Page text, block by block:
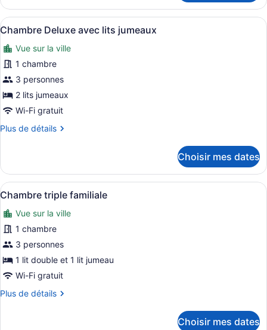
Deluxe
double
Chambre
Deluxe
double
Afficher
toutes
les
photos
pour
ce
type
chambre :
avec
lits
jumeaux
Une chambre d’hôtel avec deux
19
Chambre Deluxe avec lits jumeaux
Vue sur la ville
1 chambre
3 personnes
2 lits jumeaux
Wi-Fi gratuit
Plus de détails
Plus
Chambre
Deluxe
avec
jumeaux
Choisir mes dates
Afficher
toutes
les
photos
pour
ce
type
chambre :
Un espace de vie compact
21
Chambre triple familiale
Vue sur la ville
1 chambre
3 personnes
1 lit double et 1 lit jumeau
Wi-Fi gratuit
Plus de détails
Plus
Choisir mes dates